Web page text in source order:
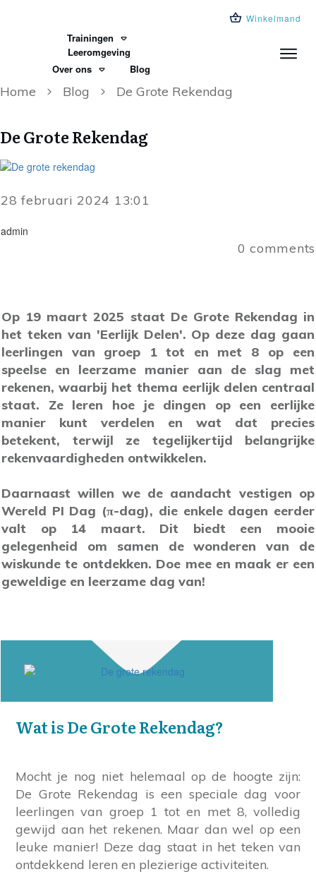
Winkelmand
Trainingen
Leeromgeving
Over ons
Blog
Home Blog De Grote Rekendag
De Grote Rekendag
28 februari 2024 13:01
admin
0 comments
Op 19 maart 2025 staat De Grote Rekendag in
het teken van 'Eerlijk Delen'. Op deze dag gaan
leerlingen van groep 1 tot en met 8 op een
speelse en leerzame manier aan de slag met
rekenen, waarbij het thema eerlijk delen centraal
staat. Ze leren hoe je dingen op een eerlijke
manier kunt verdelen en wat dat precies
betekent, terwijl ze tegelijkertijd belangrijke
rekenvaardigheden ontwikkelen.
Daarnaast willen we de aandacht vestigen op
Wereld PI Dag (π-dag), die enkele dagen eerder
valt op 14 maart. Dit biedt een mooie
gelegenheid om samen de wonderen van de
wiskunde te ontdekken. Doe mee en maak er een
geweldige en leerzame dag van!
Wat is De Grote Rekendag?
Mocht je nog niet helemaal op de hoogte zijn:
De Grote Rekendag is een speciale dag voor
leerlingen van groep 1 tot en met 8, volledig
gewijd aan het rekenen. Maar dan wel op een
leuke manier! Deze dag staat in het teken van
ontdekkend leren en plezierige activiteiten.